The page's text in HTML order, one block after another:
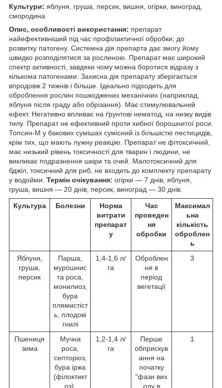
Культури: яблуня, груша, персик, вишня, огірки, виноград,
смородина
Опис, особливості використання: препарат
найефективніший під час профілактичної обробки, до
розвитку патогену. Системна дія препарта дає змогу йому
швидко розподілятися за рослиною. Препарат має широкий
спектр активності, завдяки чому можна боротися відразу з
кількома патогенами. Захисна дія препарату зберігається
впродовж 2 тижнів і більше. Ідеально підходить для
оброблення рослин пошкоджених механічних (наприклад,
яблуня після граду або обрізання). Має стимулювальний
ефект. Негативно впливає на ґрунтові нематод, на низку видів
тилу. Препарат не ефективний проти хибної борошнитої роси.
Топсин-М у бакових сумішах сумісний із більшістю пестицидів,
крім тих, що мають лужну реакцію. Препарат не фітоксичний,
має низький рівень токсичності для тварин і людини, не
викликає подразнення шкіри та очей. Малотоксичний для
бджіл, токсичний для риб, не входить до комплекту препарату
у водойми. Термін очікування: огірки — 7 днів, яблуня,
груша, вишня — 20 днів, персик, виноград — 30 днів.
Культура Болезни
Норма
витрати
препарат
у
Час
проведен
ня
обробки
Максимал
ьна
кількість
оброблен
ь
Яблуня,
груша,
персик
Парша,
мурошнис
та роса,
монилиоз,
бура
плямистіст
ь, плодові
гнилі
1,4-1,6 л/
га
Оброблен
ня в
період
вегетації
3
Пшениця
зима
Мучна
роса,
септоріоз,
бура іржа
(філоктикт
оз),
1,2-1,4 л/
га
Перше
обприскув
ання на
початку
"фази вих
оду в
1